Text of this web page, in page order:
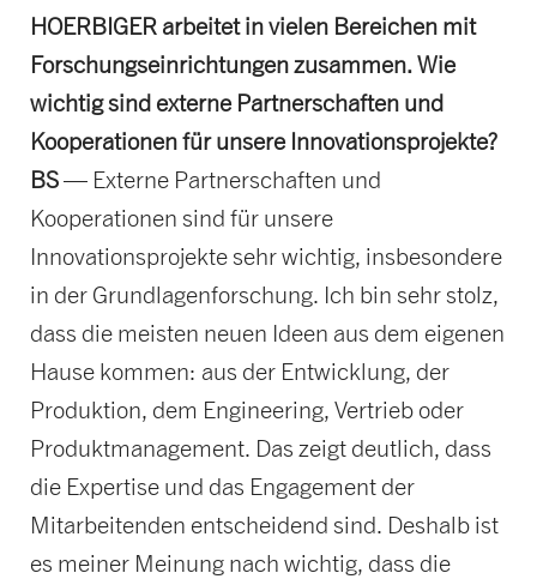
HOERBIGER arbeitet in vielen Bereichen mit
Forschungseinrichtungen zusammen. Wie
wichtig sind externe Partnerschaften und
Kooperationen für unsere Innovationsprojekte?
BS— Externe Partnerschaften und
Kooperationen sind für unsere
Innovationsprojekte sehr wichtig, insbesondere
in der Grundlagenforschung. Ich bin sehr stolz,
dass die meisten neuen Ideen aus dem eigenen
Hause kommen: aus der Entwicklung, der
Produktion, dem Engineering, Vertrieb oder
Produktmanagement. Das zeigt deutlich, dass
die Expertise und das Engagement der
Mitarbeitenden entscheidend sind. Deshalb ist
es meiner Meinung nach wichtig, dass die